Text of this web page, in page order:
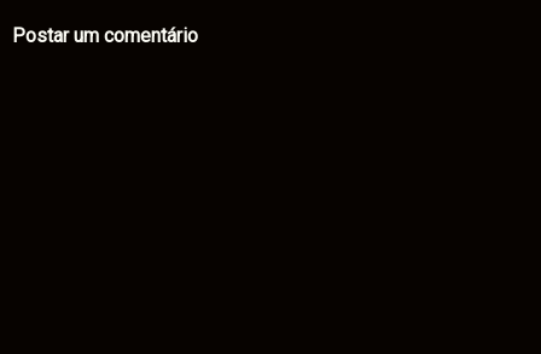
Postar um comentário